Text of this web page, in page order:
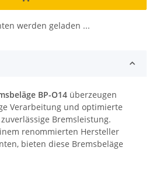
werden geladen ...
BP-O14 überzeugen
Verarbeitung und optimierte
Bremsleistung.
renommierten Hersteller
bieten diese Bremsbeläge